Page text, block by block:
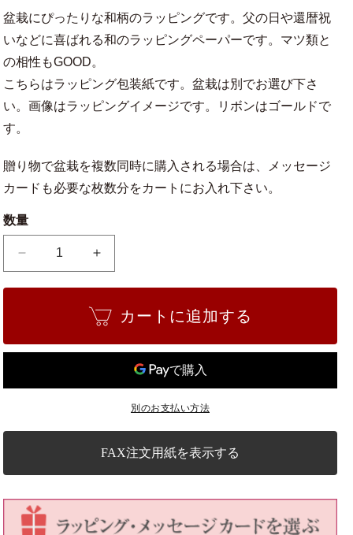
格
盆栽にぴったりな和柄のラッピングです。父の日や還暦祝
いなどに喜ばれる和のラッピングペーパーです。マツ類と
の相性もGOOD。
こちらはラッピング包装紙です。盆栽は別でお選び下さ
い。画像はラッピングイメージです。リボンはゴールドで
す。
贈り物で盆栽を複数同時に購入される場合は、メッセージ
カードも必要な枚数分をカートにお入れ下さい。
数量
ン
和
ダ
の
数
【無
ッ
ン
和
ダ
ン
数
カートに追加する
別のお支払い方法
FAX注文用紙を表示する